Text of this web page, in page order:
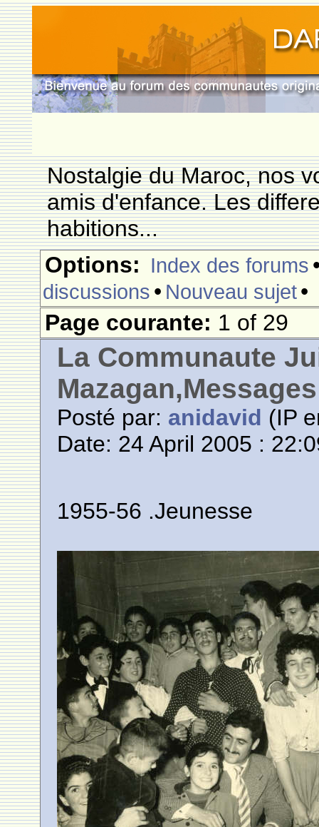
Nostalgie du Maroc, nos
amis d'enfance. Les
habitions...
Options: Index des forums
discussions • Nouveau sujet•
Page courante: 1 of 29
La Communaute
Posté par: anidavid (IP
Date: 24 April 2005 :
1955-56 .Jeunesse